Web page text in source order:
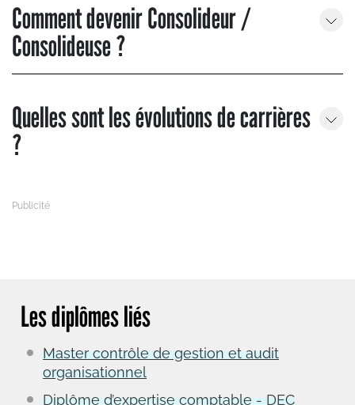
Comment devenir Consolideur /
Consolideuse ?
Quelles sont les évolutions de carrières
?
Les diplômes liés
Master contrôle de gestion et audit
organisationnel
Diplôme d’expertise comptable - DEC